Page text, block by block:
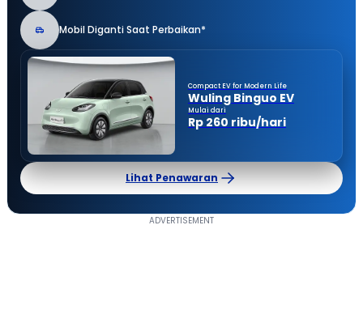
Mobil Diganti Saat Perbaikan*
Compact EV for Modern Life
Wuling Binguo EV
Mulai dari
Rp 260 ribu/hari
Lihat Penawaran